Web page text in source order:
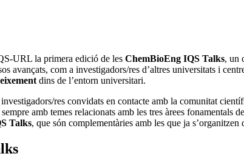
URL la primera edició de les ChemBioEng IQS Talks, un
com a investigadors/res d’altres universitats i
dins de l’entorn universitari.
res convidats en contacte amb la comunitat
amb temes relacionats amb les tres àrees
Talks, que són complementàries amb les que ja